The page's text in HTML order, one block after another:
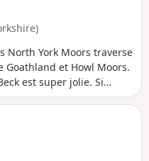
North York Moors traverse
Goathland et Howl Moors.
est super jolie. Si
être voir des trains à